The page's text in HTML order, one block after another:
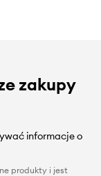
zakupy
informacje o
produkty i jest